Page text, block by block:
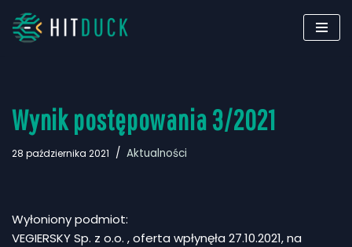
Przejdź
Wynik postępowania 3/2021
28 października 2021 Aktualności
Wyłoniony podmiot:
VEGIERSKY Sp. z o.o. , oferta wpłynęła 27.10.2021, na